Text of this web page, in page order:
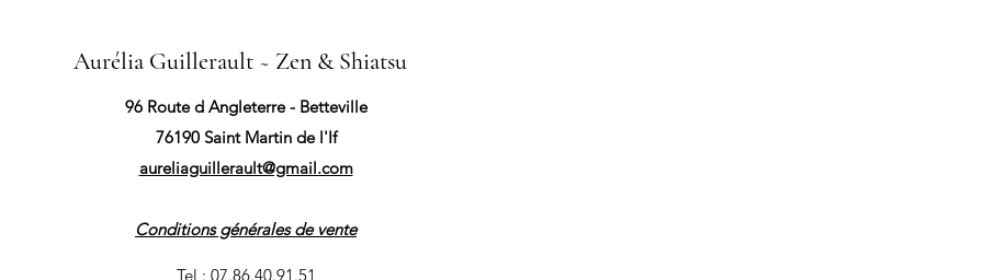
Aurélia Guillerault ~ Zen & Shiatsu
96 Route d Angleterre - Betteville
76190 Saint Martin de l'If
aureliaguillerault@gmail.com
Conditions générales de vente
Tel : 07.86.40.91.51